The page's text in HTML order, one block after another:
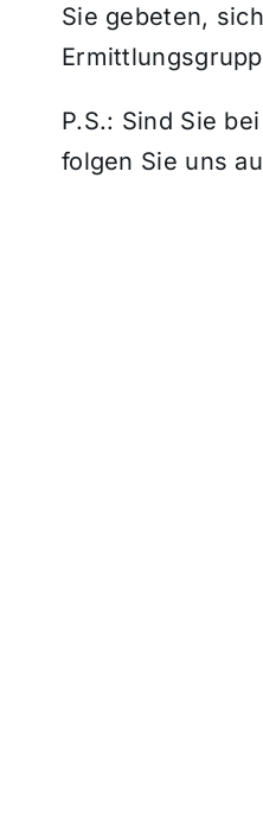
Sie gebeten,
P.S.: Sind Sie
folgen Sie uns